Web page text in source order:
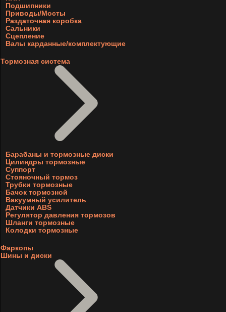
Подшипники
Приводы/Мосты
Раздаточная коробка
Сальники
Сцепление
Валы карданные/комплектующие
Тормозная система
Барабаны и тормозные диски
Цилиндры тормозные
Суппорт
Стояночный тормоз
Трубки тормозные
Бачок тормозной
Вакуумный усилитель
Датчики ABS
Регулятор давления тормозов
Шланги тормозные
Колодки тормозные
Фаркопы
Шины и диски